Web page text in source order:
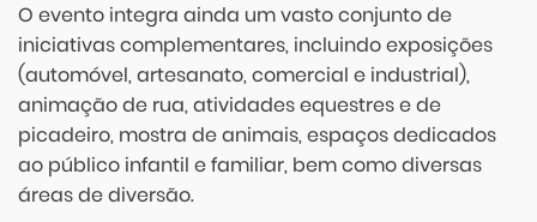
O evento integra ainda um vasto conjunto de
iniciativas complementares, incluindo exposições
(automóvel, artesanato, comercial e industrial),
animação de rua, atividades equestres e de
picadeiro, mostra de animais, espaços dedicados
ao público infantil e familiar, bem como diversas
áreas de diversão.